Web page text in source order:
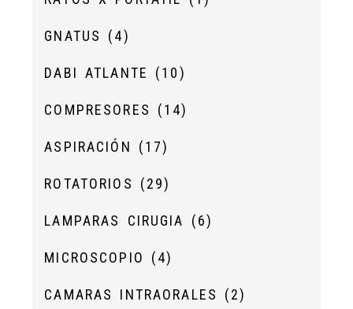
GNATUS (4)
DABI ATLANTE (10)
COMPRESORES (14)
ASPIRACIÓN (17)
ROTATORIOS (29)
LAMPARAS CIRUGIA (6)
MICROSCOPIO (4)
CAMARAS INTRAORALES (2)